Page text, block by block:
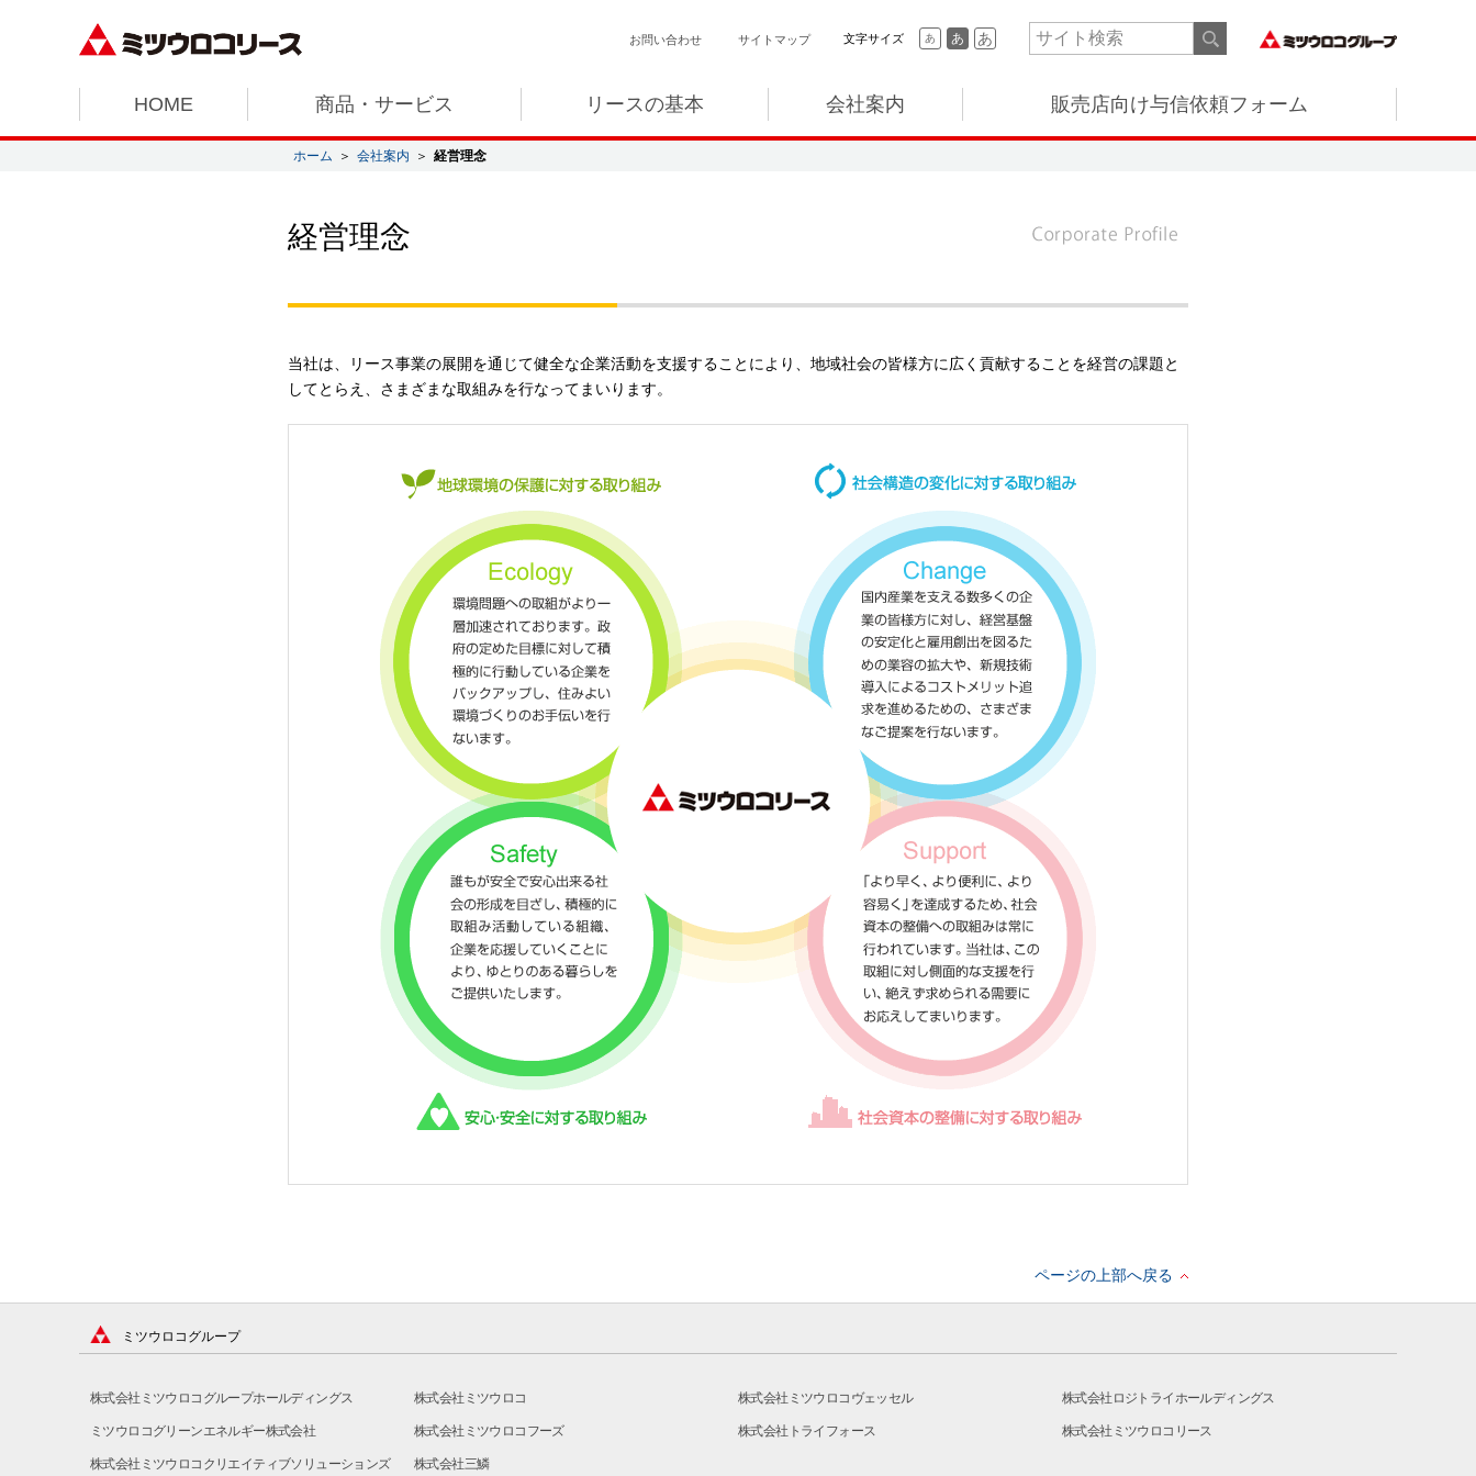
文字サイズ あ あ あ
お問い合わせ サイトマップ
HOME 商品・サービス リースの基本 会社案内 販売店向け与信依頼フォーム
ホーム ＞ 会社案内 ＞ 経営理念
経営理念
当社は、リース事業の展開を通じて健全な企業活動を支援することにより、地域社会の皆様方に広く貢献することを経営の課題と
してとらえ、さまざまな取組みを行なってまいります。
ページの上部へ戻る
ミツウロコグループ
株式会社ミツウロコグループホールディングス 株式会社ミツウロコ 株式会社ミツウロコヴェッセル 株式会社ロジトライホールディングス
ミツウロコグリーンエネルギー株式会社 株式会社ミツウロコフーズ 株式会社トライフォース 株式会社ミツウロコリース
株式会社ミツウロコクリエイティブソリューションズ 株式会社三鱗